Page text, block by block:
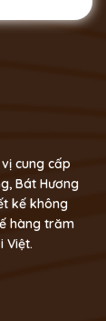
rẻ nhất
lượng thì
chân
tư vấn
với
Thịnh
Hà Nội Số
Thịnh
cung cấp
Bát Hương
kế không
hàng trăm
Việt.